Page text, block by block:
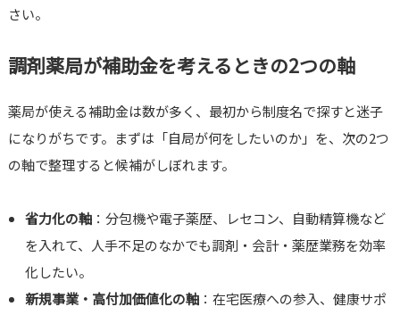
さい。
調剤薬局が補助金を考えるときの2つの軸
薬局が使える補助金は数が多く、最初から制度名で探すと迷子
になりがちです。まずは「自局が何をしたいのか」を、次の2つ
の軸で整理すると候補がしぼれます。
省力化の軸 ：分包機や電子薬歴、レセコン、自動精算機など
を入れて、人手不足のなかでも調剤・会計・薬歴業務を効率
化したい。
新規事業・高付加価値化の軸 ：在宅医療への参入、健康サポ